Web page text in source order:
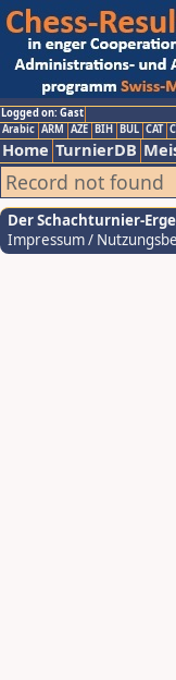
Logged on: Gast
Arabic ARM AZE BIH BUL CAT
Home TurnierDB
Record not found
Der Schachturnier-
Impressum /